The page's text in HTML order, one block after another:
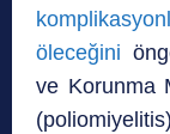
öleceğini
ve Korunma